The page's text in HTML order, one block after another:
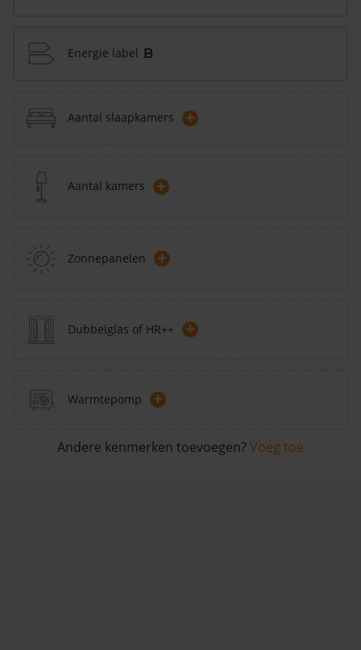
Energie label B
Aantal slaapkamers +
Aantal kamers +
Zonnepanelen +
Dubbelglas of HR++ +
Warmtepomp +
Andere kenmerken toevoegen? Voeg toe